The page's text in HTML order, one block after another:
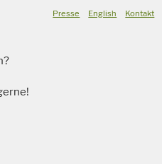
Presse English Kontakt